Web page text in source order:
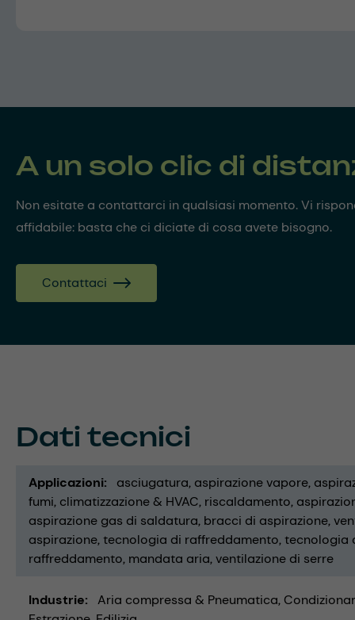
A un solo clic di
Non esitate a contattarci in qualsiasi momento. Vi
affidabile: basta che ci diciate di cosa avete bisogno.
Contattaci
Dati tecnici
Applicazioni asciugatura aspirazione vapore
fumi climatizzazione & HVAC riscaldamento
aspirazione gas di saldatura bracci di aspirazione
aspirazione tecnologia di raffreddamento tecnologia
raffreddamento mandata aria ventilazione di serre
Industrie Aria compressa & Pneumatica